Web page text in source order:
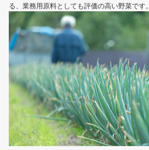
る、業務用原料としても評価の高い野菜です。